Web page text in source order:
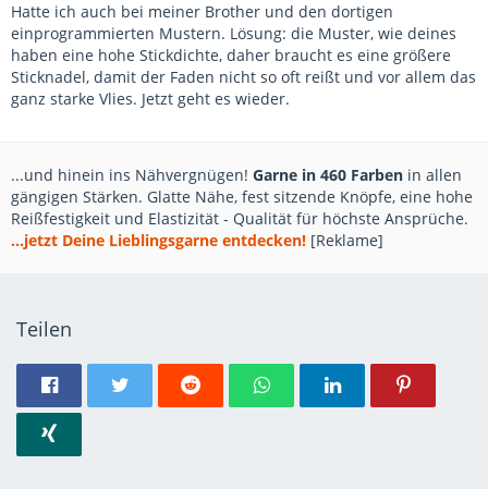
Hatte ich auch bei meiner Brother und den dortigen
einprogrammierten Mustern. Lösung: die Muster, wie deines
haben eine hohe Stickdichte, daher braucht es eine größere
Sticknadel, damit der Faden nicht so oft reißt und vor allem das
ganz starke Vlies. Jetzt geht es wieder.
...und hinein ins Nähvergnügen! Garne in 460 Farben in allen
gängigen Stärken. Glatte Nähe, fest sitzende Knöpfe, eine hohe
Reißfestigkeit und Elastizität - Qualität für höchste Ansprüche.
...jetzt Deine Lieblingsgarne entdecken! [Reklame]
Teilen